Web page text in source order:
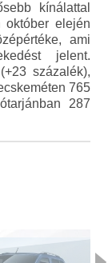
kínálattal
október elején
ami
jelent.
százalék),
765
287